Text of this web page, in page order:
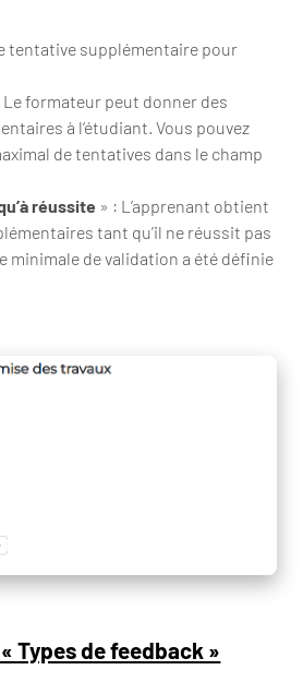
tentative supplémentaire pour
Le formateur peut donner des
à l’étudiant. Vous pouvez
de tentatives dans le champ
réussite » : L’apprenant obtient
tant qu’il ne réussit pas
minimale de validation a été définie
Types de feedback »